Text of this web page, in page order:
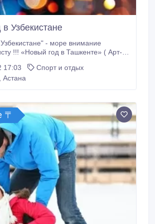
Узбекистане
- море внимание
!!! «Новый год в Ташкенте» ( Арт-
дней/ 3 ночи
тарифам от 2-х человек,
Покоях в Бухаре" ( выбор
нового года) Арт-
Новогодний тур для семейного и
отдыха.
17:03
Спорт и отдых
Астана
〒